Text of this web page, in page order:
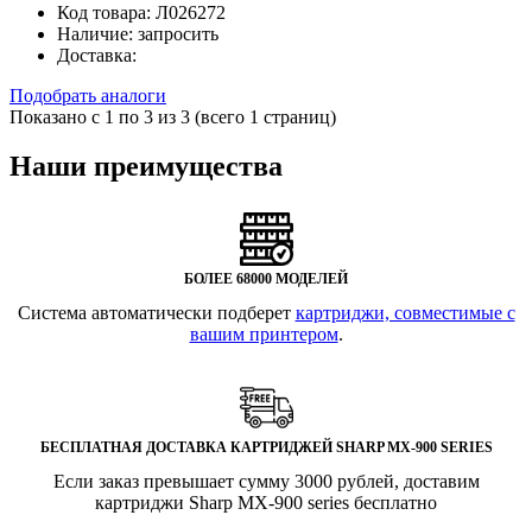
Код товара: Л026272
Наличие: запросить
Доставка:
Подобрать аналоги
Показано с 1 по 3 из 3 (всего 1 страниц)
Наши преимущества
БОЛЕЕ 68000 МОДЕЛЕЙ
Система автоматически подберет картриджи, совместимые с
вашим принтером.
БЕСПЛАТНАЯ ДОСТАВКА КАРТРИДЖЕЙ SHARP MX-900 SERIES
Если заказ превышает сумму 3000 рублей, доставим
картриджи Sharp MX-900 series бесплатно